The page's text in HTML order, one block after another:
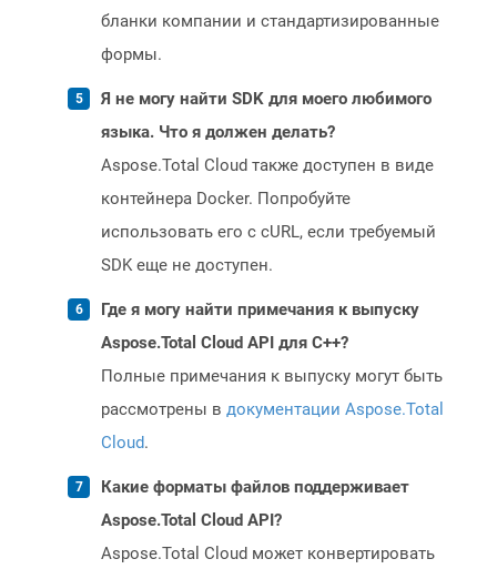
бланки компании и стандартизированные
формы.
Я не могу найти SDK для моего любимого
языка. Что я должен делать?
Aspose.Total Cloud также доступен в виде
контейнера Docker. Попробуйте
использовать его с cURL, если требуемый
SDK еще не доступен.
Где я могу найти примечания к выпуску
Aspose.Total Cloud API для C++?
Полные примечания к выпуску могут быть
рассмотрены в документации Aspose.Total
Cloud.
Какие форматы файлов поддерживает
Aspose.Total Cloud API?
Aspose.Total Cloud может конвертировать